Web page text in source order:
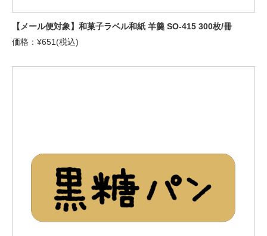
【メール便対象】和菓子ラベル和紙 羊羹 SO-415 300枚/冊
価格：¥651(税込)